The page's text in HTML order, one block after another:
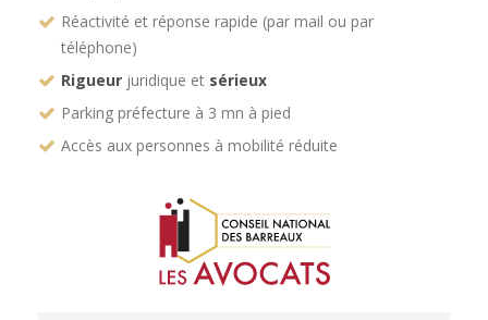
Réactivité et réponse rapide (par mail ou par
téléphone)
Rigueur juridique et sérieux
Parking préfecture à 3 mn à pied
Accès aux personnes à mobilité réduite